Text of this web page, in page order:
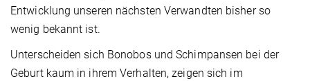
Entwicklung unseren nächsten Verwandten bisher so
wenig bekannt ist.
Unterscheiden sich Bonobos und Schimpansen bei der
Geburt kaum in ihrem Verhalten, zeigen sich im